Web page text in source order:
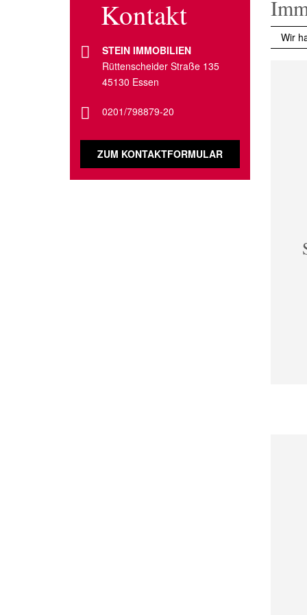
Wir
Kontakt
STEIN IMMOBILIEN
Rüttenscheider Straße 135
45130 Essen
0201/798879-20
ZUM KONTAKTFORMULAR